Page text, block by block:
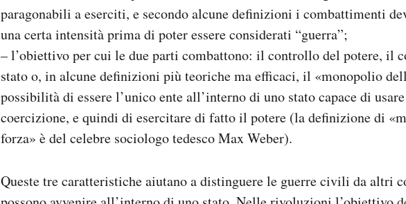
paragonabili a eserciti, e secondo alcune definizioni i combattimenti
una certa intensità prima di poter essere considerati “guerra”;
– l’obiettivo per cui le due parti combattono: il controllo del potere, il
stato o, in alcune definizioni più teoriche ma efficaci, il «monopolio
possibilità di essere l’unico ente all’interno di uno stato capace di
coercizione, e quindi di esercitare di fatto il potere (la definizione di
forza» è del celebre sociologo tedesco Max Weber).
Queste tre caratteristiche aiutano a distinguere le guerre civili da altri